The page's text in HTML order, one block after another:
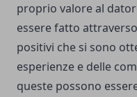
proprio valore al
essere fatto
positivi che si sono
esperienze e delle
queste possono